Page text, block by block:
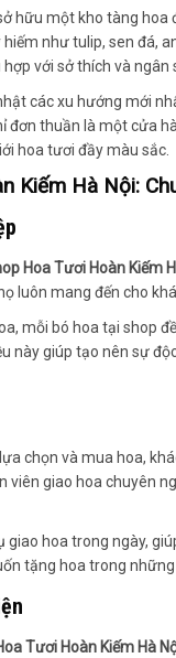
hữu một kho tàng hoa
như tulip, sen đá,
với sở thích và ngân
các xu hướng mới
đơn thuần là một cửa
hoa tươi đầy màu sắc.
Kiếm Hà Nội:
Hoa Tươi Hoàn Kiếm
luôn mang đến cho
mỗi bó hoa tại shop
này giúp tạo nên sự
chọn và mua hoa,
viên giao hoa chuyên
giao hoa trong ngày,
tặng hoa trong
Tươi Hoàn Kiếm Hà